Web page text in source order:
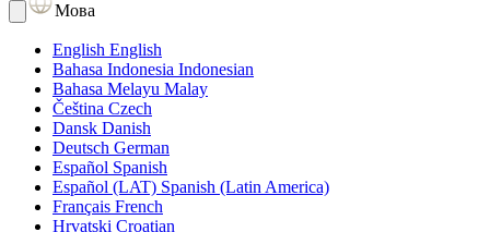
Мова
English English
Bahasa Indonesia Indonesian
Bahasa Melayu Malay
Čeština Czech
Dansk Danish
Deutsch German
Español Spanish
Español (LAT) Spanish (Latin America)
Français French
Hrvatski Croatian